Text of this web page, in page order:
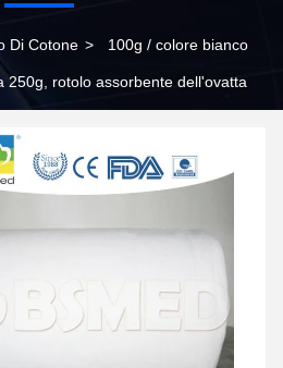
Di Cotone > 100g / colore bianco
250g, rotolo assorbente dell'ovatta